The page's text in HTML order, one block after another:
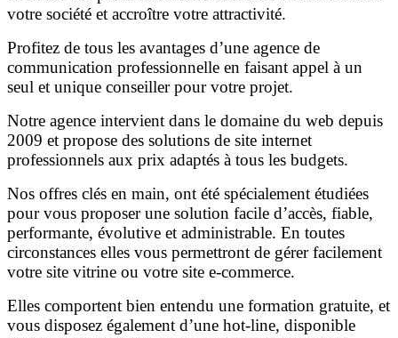
votre société et accroître votre attractivité.
Profitez de tous les avantages d’une agence de
communication professionnelle en faisant appel à un
seul et unique conseiller pour votre projet.
Notre agence intervient dans le domaine du web depuis
2009 et propose des solutions de site internet
professionnels aux prix adaptés à tous les budgets.
Nos offres clés en main, ont été spécialement étudiées
pour vous proposer une solution facile d’accès, fiable,
performante, évolutive et administrable. En toutes
circonstances elles vous permettront de gérer facilement
votre site vitrine ou votre site e-commerce.
Elles comportent bien entendu une formation gratuite, et
vous disposez également d’une hot-line, disponible